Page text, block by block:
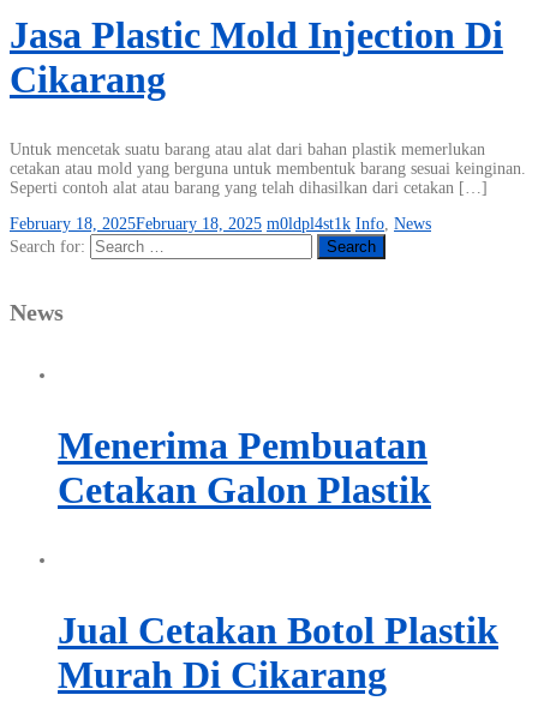
Jasa Plastic Mold Injection Di
Cikarang
Untuk mencetak suatu barang atau alat dari bahan plastik memerlukan
cetakan atau mold yang berguna untuk membentuk barang sesuai keinginan.
Seperti contoh alat atau barang yang telah dihasilkan dari cetakan […]
February 18, 2025February 18, 2025 m0ldpl4st1k Info News
Search for:
News
Menerima Pembuatan
Cetakan Galon Plastik
Jual Cetakan Botol Plastik
Murah Di Cikarang